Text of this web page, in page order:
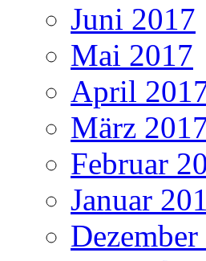
Juni 2017
Mai 2017
April
März
Februar
Januar